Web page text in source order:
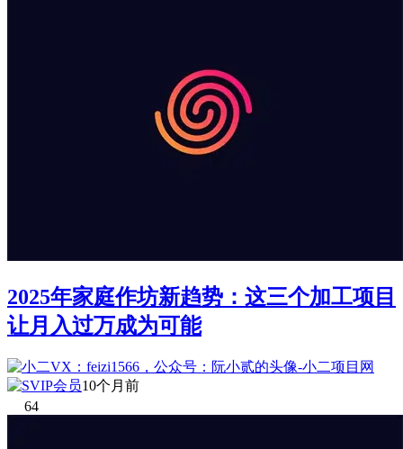
2025年家庭作坊新趋势：这三个加工项目
让月入过万成为可能
10个月前
64